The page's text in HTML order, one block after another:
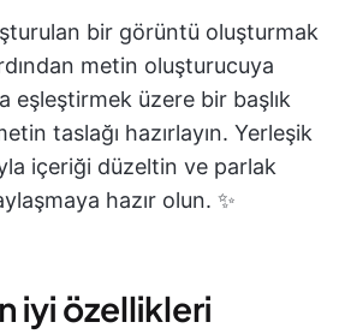
bir görüntü oluşturmak
metin oluşturucuya
eşleştirmek üzere bir başlık
taslağı hazırlayın. Yerleşik
içeriği düzeltin ve parlak
hazır olun. ✨
iyi özellikleri